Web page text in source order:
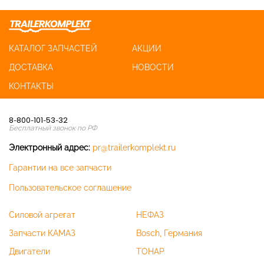
КАТАЛОГ ЗАПЧАСТЕЙ
АКЦИИ
ДОСТАВКА
НОВОСТИ
КОНТАКТЫ
8-800-101-53-32
Бесплатный звонок по РФ
Электронный адрес: pr@trailerkomplekt.ru
Гарантии на все запчасти
Пользовательское соглашение
Силовой агрегат
Запчасти КАМАЗ
Двигатели
НЕФАЗ
Bosch, Германия
ТОНАР